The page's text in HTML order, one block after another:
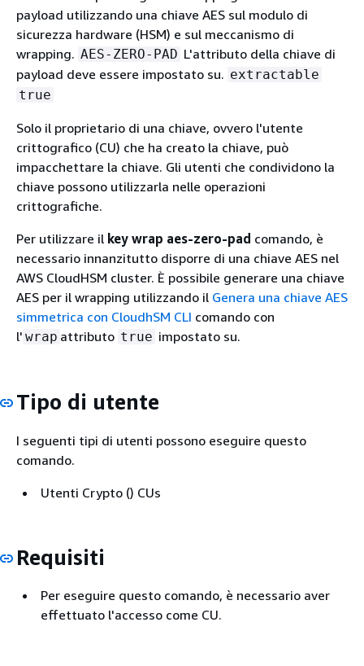
payload utilizzando una chiave AES sul modulo di
sicurezza hardware (HSM) e sul meccanismo di
wrapping. AES-ZERO-PAD L'attributo della chiave di
payload deve essere impostato su. extractable
true
Solo il proprietario di una chiave, ovvero l'utente
crittografico (CU) che ha creato la chiave, può
impacchettare la chiave. Gli utenti che condividono la
chiave possono utilizzarla nelle operazioni
crittografiche.
Per utilizzare il key wrap aes-zero-pad comando, è
necessario innanzitutto disporre di una chiave AES nel
AWS CloudHSM cluster. È possibile generare una chiave
AES per il wrapping utilizzando il Genera una chiave AES
simmetrica con CloudhSM CLI comando con
l' wrap attributo true impostato su.
Tipo di utente
I seguenti tipi di utenti possono eseguire questo
comando.
Utenti Crypto () CUs
Requisiti
Per eseguire questo comando, è necessario aver
effettuato l'accesso come CU.